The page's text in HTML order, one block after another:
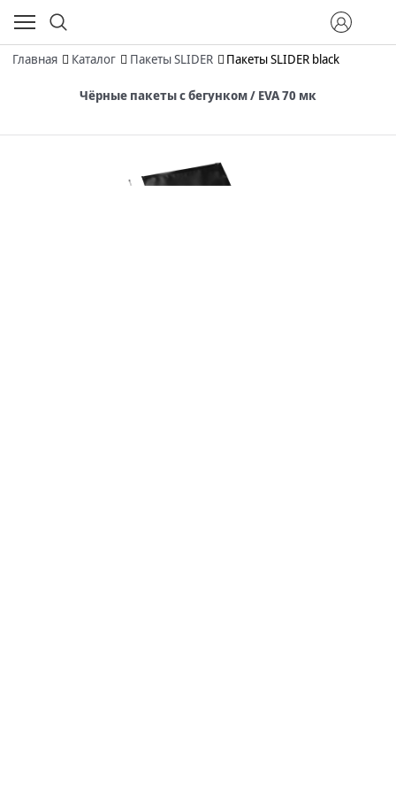
Главная Каталог Пакеты SLIDER Пакеты SLIDER black
Чёрные пакеты с бегунком / EVA 70 мк